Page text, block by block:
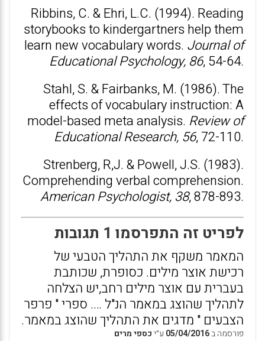
Ribbins, C. & Ehri, L.C. (1994). Reading
storybooks to kindergartners help them
learn new vocabulary words. Journal of
Educational Psychology, 86, 54-64.
Stahl, S. & Fairbanks, M. (1986). The
effects of vocabulary instruction: A
model-based meta analysis. Review of
Educational Research, 56, 72-110.
Strenberg, R,J. & Powell, J.S. (1983).
Comprehending verbal comprehension.
American Psychologist, 38, 878-893.
לפריט זה התפרסמו 1 תגובות
המאמר משקף את התהליך הטבעי של
רכישת אוצר מילים. כסופרת, שכותבת
בעברית עם אוצר מילים רחב,יש הצלחה
לתהליך שהוצג במאמר הנ"ל …. ספרי " פרפר
הצבעים " מדגים את התהליך שהוצג במאמר.
פורסמה ב05/04/2016 ע״יכספי מרים